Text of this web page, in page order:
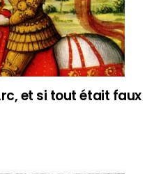
et si tout était faux